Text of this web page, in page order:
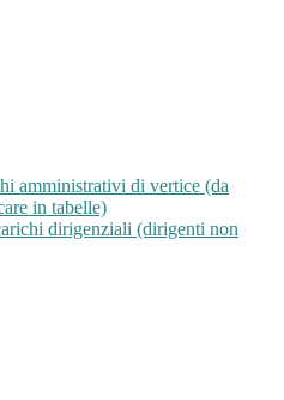
amministrativi di vertice (da
in tabelle)
dirigenziali (dirigenti non